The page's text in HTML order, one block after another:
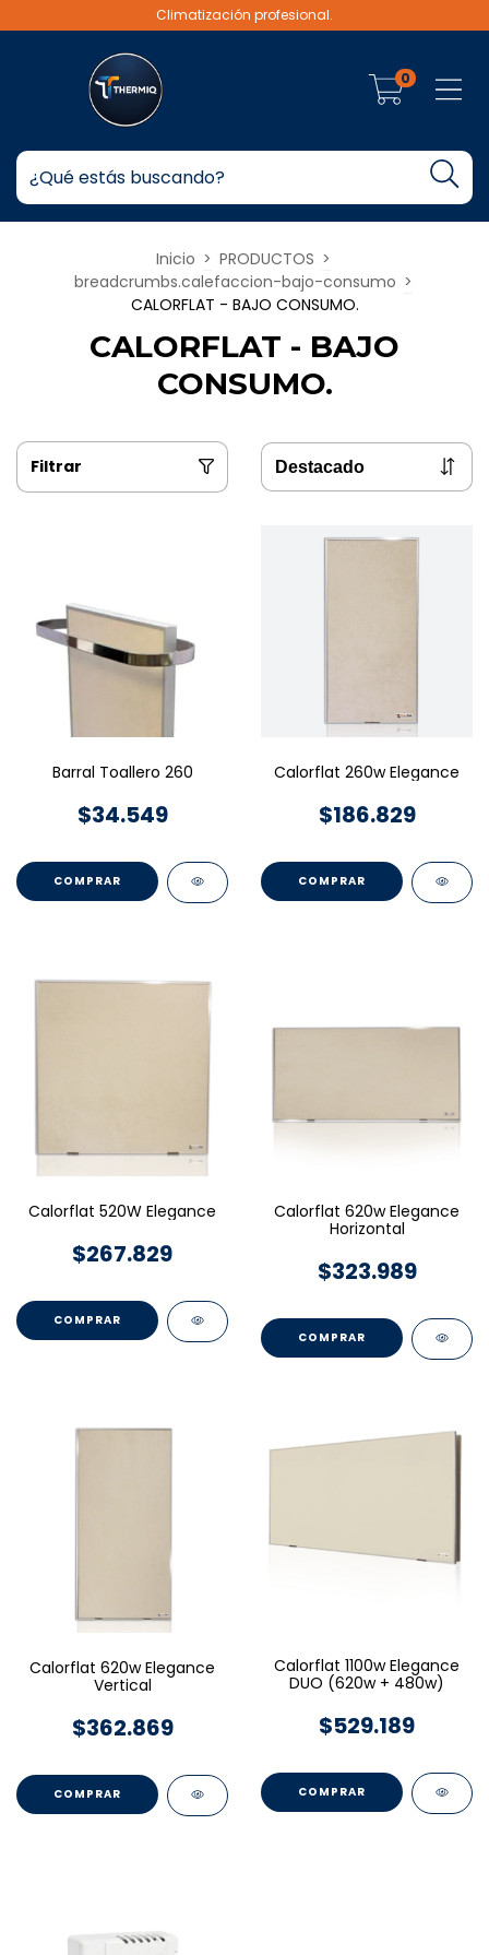
Climatización profesional.
0
Inicio > PRODUCTOS >
breadcrumbs.calefaccion-bajo-consumo >
CALORFLAT - BAJO CONSUMO.
CALORFLAT - BAJO
CONSUMO.
Filtrar
Barral Toallero 260
$34.549
Calorflat 260w Elegance
$186.829
Calorflat 520W Elegance
$267.829
Calorflat 620w Elegance
Horizontal
$323.989
Calorflat 620w Elegance
Vertical
$362.869
Calorflat 1100w Elegance
DUO (620w + 480w)
$529.189